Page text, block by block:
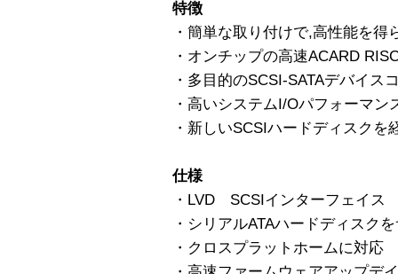
特徴
・簡単な取り付けで,高性能を得
・オンチップの高速ACARD
・多目的のSCSI-SATAデバイス
・高いシステムI/Oパフォーマン
・新しいSCSIハードディスク
仕様
・LVD SCSIインターフェイス
・シリアルATAハードディスク
・クロスプラットホームに対応